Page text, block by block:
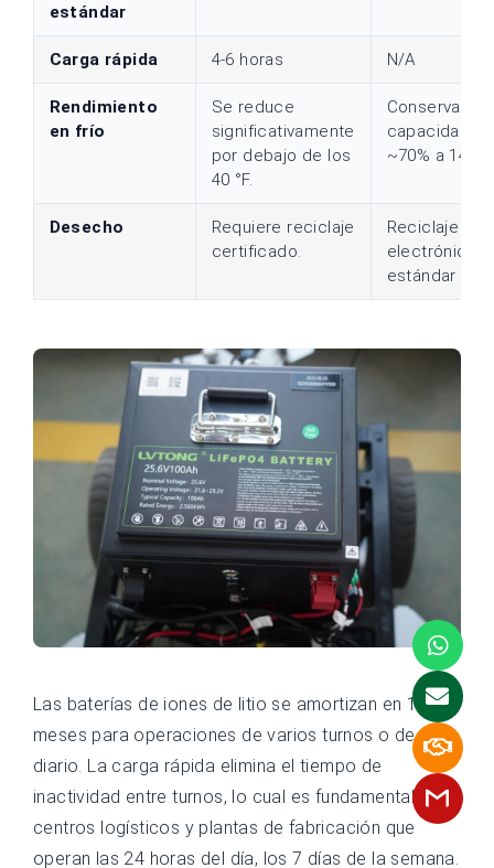
estándar
Carga rápida 4-6 horas N/A
Rendimiento
en frío
Se reduce
significativamente
por debajo de los
40 °F.
Conserva una
capacidad
~70% a 14°F
Desecho
Requiere reciclaje
certificado.
Reciclaje
electrónico
estándar
Las baterías de iones de litio se amortizan en 18-24
meses para operaciones de varios turnos o de uso
diario. La carga rápida elimina el tiempo de
inactividad entre turnos, lo cual es fundamental en
centros logísticos y plantas de fabricación que
operan las 24 horas del día, los 7 días de la semana.